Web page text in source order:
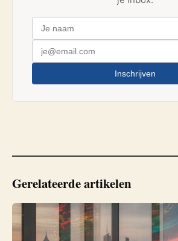
Inschrijven
Gerelateerde artikelen